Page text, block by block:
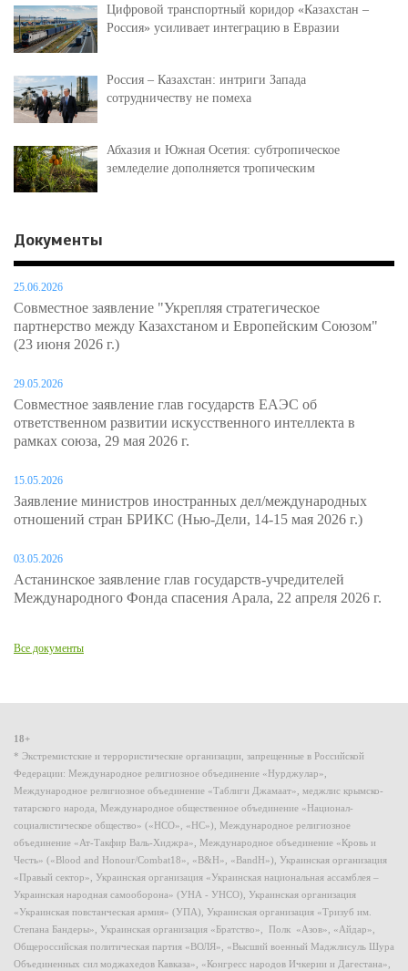
Цифровой транспортный коридор «Казахстан –
Россия» усиливает интеграцию в Евразии
Россия – Казахстан: интриги Запада
сотрудничеству не помеха
Абхазия и Южная Осетия: субтропическое
земледелие дополняется тропическим
Документы
25.06.2026
Совместное заявление "Укрепляя стратегическое
партнерство между Казахстаном и Европейским Союзом"
(23 июня 2026 г.)
29.05.2026
Совместное заявление глав государств ЕАЭС об
ответственном развитии искусственного интеллекта в
рамках союза, 29 мая 2026 г.
15.05.2026
Заявление министров иностранных дел/международных
отношений стран БРИКС (Нью-Дели, 14-15 мая 2026 г.)
03.05.2026
Астанинское заявление глав государств-учредителей
Международного Фонда спасения Арала, 22 апреля 2026 г.
Все документы
18+
* Экстремистские и террористические организации, запрещенные в Российской
Федерации: Международное религиозное объединение «Нурджулар»,
Международное религиозное объединение «Таблиги Джамаат», меджлис крымско-
татарского народа, Международное общественное объединение «Национал-
социалистическое общество» («НСО», «НС»), Международное религиозное
объединение «Ат-Такфир Валь-Хиджра», Международное объединение «Кровь и
Честь» («Blood and Honour/Combat18», «B&H», «BandH»), Украинская организация
«Правый сектор», Украинская организация «Украинская национальная ассамблея –
Украинская народная самооборона» (УНА - УНСО), Украинская организация
«Украинская повстанческая армия» (УПА), Украинская организация «Тризуб им.
Степана Бандеры», Украинская организация «Братство», Полк «Азов», «Айдар»,
Общероссийская политическая партия «ВОЛЯ», «Высший военный Маджлисуль Шура
Объединенных сил моджахедов Кавказа», «Конгресс народов Ичкерии и Дагестана»,